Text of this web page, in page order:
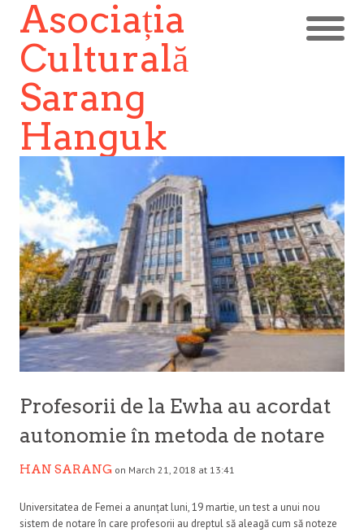
Asociația
Culturală
Sarang
Hanguk
Profesorii de la Ewha au acordat
autonomie în metoda de notare
HAN SARANG on March 21, 2018 at 13:41
Universitatea de Femei a anunțat luni, 19 martie, un test a unui nou
sistem de notare în care profesorii au dreptul să aleagă cum să noteze